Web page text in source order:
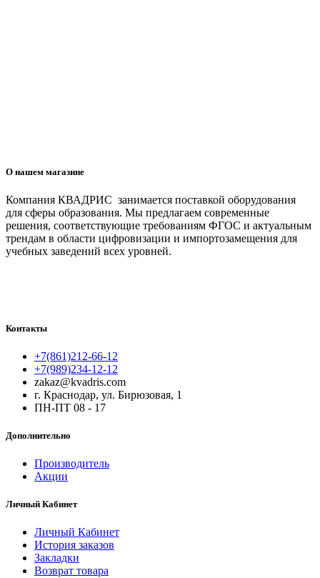
О нашем магазине
Компания КВАДРИС занимается поставкой оборудования
для сферы образования. Мы предлагаем современные
решения, соответствующие требованиям ФГОС и актуальным
трендам в области цифровизации и импортозамещения для
учебных заведений всех уровней.
Контакты
+7(861)212-66-12
+7(989)234-12-12
zakaz@kvadris.com
г. Краснодар, ул. Бирюзовая, 1
ПН-ПТ 08 - 17
Дополнительно
Производитель
Акции
Личный Кабинет
Личный Кабинет
История заказов
Закладки
Возврат товара